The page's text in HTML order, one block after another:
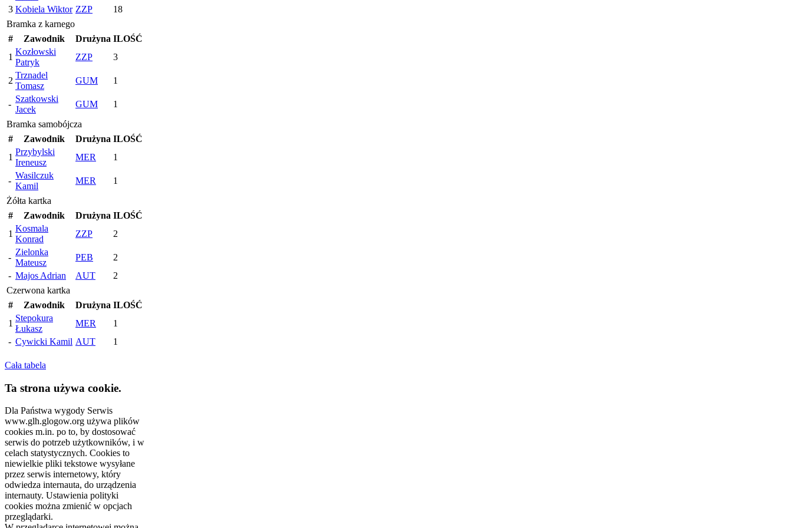
3 Kobiela Wiktor ZZP
18
Bramka z karnego
#
Zawodnik Drużyna ILOŚĆ
1
Kozłowski
Patryk
ZZP 3
2
Trznadel
Tomasz
GUM 1
-
Szatkowski
Jacek
GUM
1
Bramka samobójcza
#
Zawodnik Drużyna ILOŚĆ
1
Przybylski
Ireneusz
MER 1
-
Wasilczuk
Kamil
MER
1
Żółta kartka
#
Zawodnik Drużyna ILOŚĆ
1
Kosmala
Konrad
ZZP 2
-
Zielonka
Mateusz
PEB
2
- Majos Adrian AUT
2
Czerwona kartka
#
Zawodnik Drużyna ILOŚĆ
1
Stepokura
Łukasz
MER
1
- Cywicki Kamil AUT 1
Cała tabela
Ta strona używa cookie.
Dla Państwa wygody Serwis
www.glh.glogow.org używa plików
cookies m.in. po to, by dostosować
serwis do potrzeb użytkowników, i w
celach statystycznych. Cookies to
niewielkie pliki tekstowe wysyłane
przez serwis internetowy, który
odwiedza internauta, do urządzenia
internauty. Ustawienia polityki
cookies można zmienić w opcjach
przeglądarki.